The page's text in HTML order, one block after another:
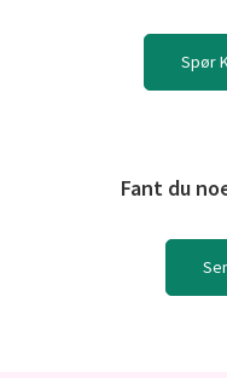
Spør
Fant du